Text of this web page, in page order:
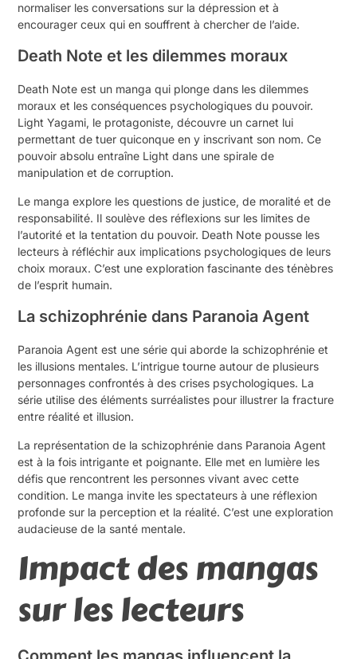
normaliser les conversations sur la dépression et à
encourager ceux qui en souffrent à chercher de l’aide.
Death Note et les dilemmes moraux
Death Note est un manga qui plonge dans les dilemmes
moraux et les conséquences psychologiques du pouvoir.
Light Yagami, le protagoniste, découvre un carnet lui
permettant de tuer quiconque en y inscrivant son nom. Ce
pouvoir absolu entraîne Light dans une spirale de
manipulation et de corruption.
Le manga explore les questions de justice, de moralité et de
responsabilité. Il soulève des réflexions sur les limites de
l’autorité et la tentation du pouvoir. Death Note pousse les
lecteurs à réfléchir aux implications psychologiques de leurs
choix moraux. C’est une exploration fascinante des ténèbres
de l’esprit humain.
La schizophrénie dans Paranoia Agent
Paranoia Agent est une série qui aborde la schizophrénie et
les illusions mentales. L’intrigue tourne autour de plusieurs
personnages confrontés à des crises psychologiques. La
série utilise des éléments surréalistes pour illustrer la fracture
entre réalité et illusion.
La représentation de la schizophrénie dans Paranoia Agent
est à la fois intrigante et poignante. Elle met en lumière les
défis que rencontrent les personnes vivant avec cette
condition. Le manga invite les spectateurs à une réflexion
profonde sur la perception et la réalité. C’est une exploration
audacieuse de la santé mentale.
Impact des mangas
sur les lecteurs